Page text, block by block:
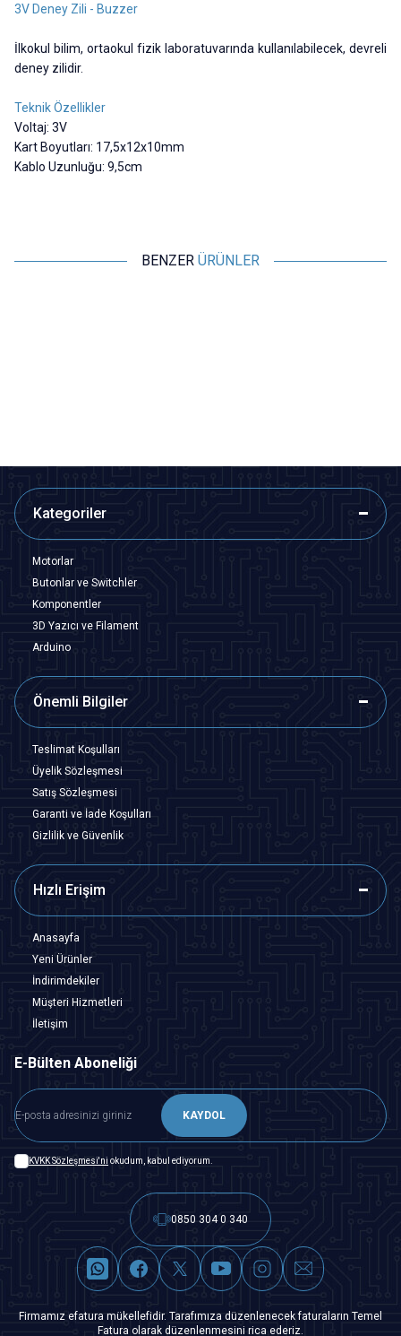
3V Deney Zili - Buzzer
İlkokul bilim, ortaokul fizik laboratuvarında kullanılabilecek, devreli
deney zilidir.
Teknik Özellikler
Voltaj: 3V
Kart Boyutları: 17,5x12x10mm
Kablo Uzunluğu: 9,5cm
BENZER ÜRÜNLER
Kategoriler
Motorlar
Butonlar ve Switchler
Komponentler
3D Yazıcı ve Filament
Arduino
Önemli Bilgiler
Teslimat Koşulları
Üyelik Sözleşmesi
Satış Sözleşmesi
Garanti ve İade Koşulları
Gizlilik ve Güvenlik
Hızlı Erişim
Anasayfa
Yeni Ürünler
İndirimdekiler
Müşteri Hizmetleri
İletişim
E-Bülten Aboneliği
KAYDOL
KVKK Sözleşmesi'ni okudum, kabul ediyorum.
0850 304 0 340
Firmamız efatura mükellefidir. Tarafımıza düzenlenecek faturaların Temel
Fatura olarak düzenlenmesini rica ederiz.